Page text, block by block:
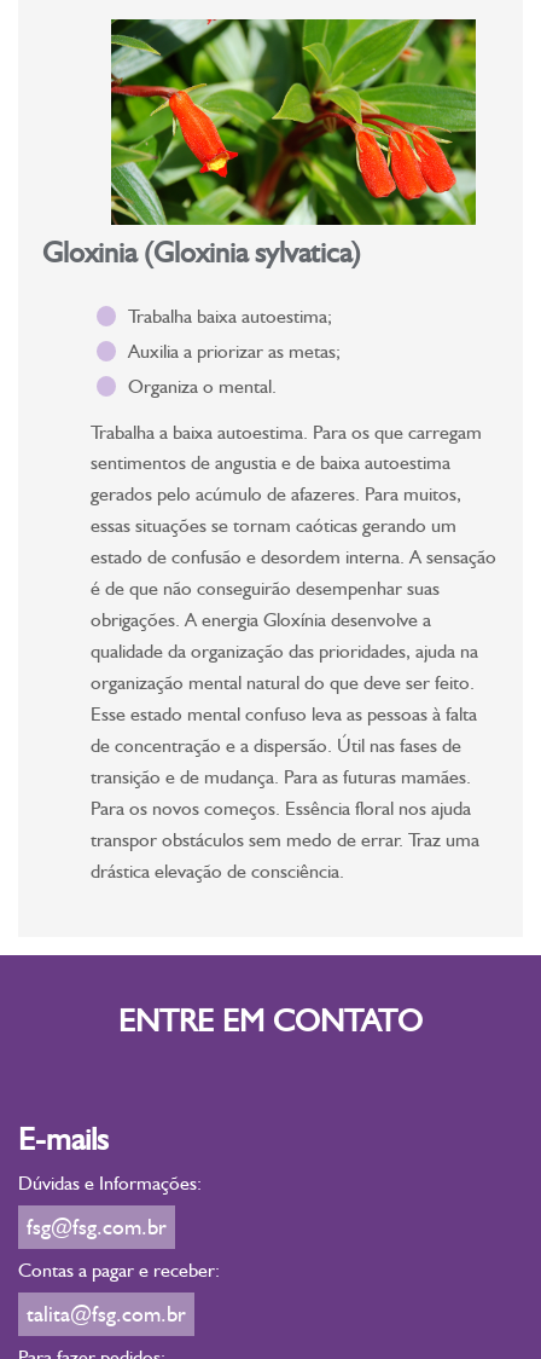
Gloxinia (Gloxinia sylvatica)
Trabalha baixa autoestima;
Auxilia a priorizar as metas;
Organiza o mental.
Trabalha a baixa autoestima. Para os que carregam
sentimentos de angustia e de baixa autoestima
gerados pelo acúmulo de afazeres. Para muitos,
essas situações se tornam caóticas gerando um
estado de confusão e desordem interna. A sensação
é de que não conseguirão desempenhar suas
obrigações. A energia Gloxínia desenvolve a
qualidade da organização das prioridades, ajuda na
organização mental natural do que deve ser feito.
Esse estado mental confuso leva as pessoas à falta
de concentração e a dispersão. Útil nas fases de
transição e de mudança. Para as futuras mamães.
Para os novos começos. Essência floral nos ajuda
transpor obstáculos sem medo de errar. Traz uma
drástica elevação de consciência.
ENTRE EM CONTATO
E-mails
Dúvidas e Informações:
fsg@fsg.com.br
Contas a pagar e receber:
talita@fsg.com.br